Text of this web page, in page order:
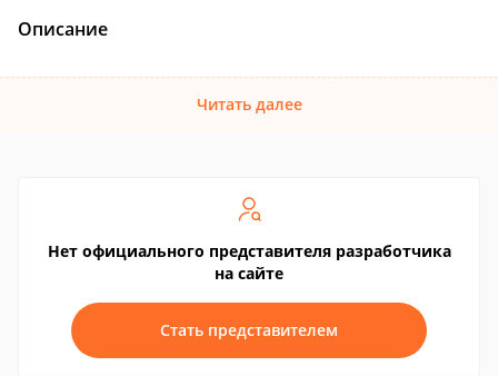
Описание
Читать далее
Нет официального представителя разработчика
на сайте
Стать представителем